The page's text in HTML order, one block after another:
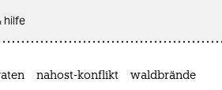
hilfe
nahost-konflikt waldbrände